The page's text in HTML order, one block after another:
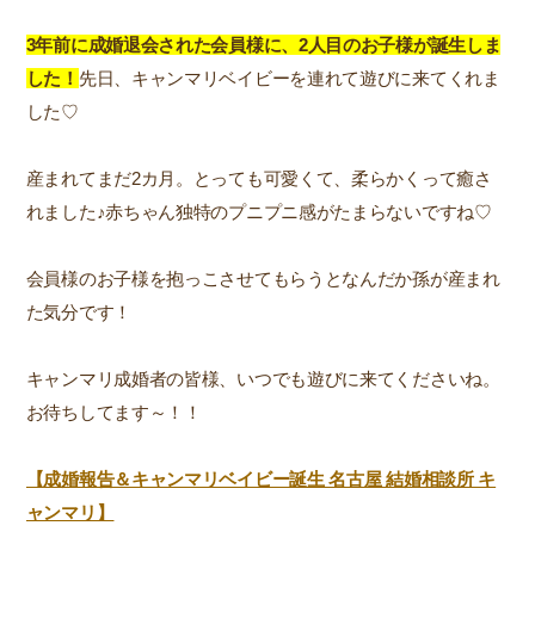
3年前に成婚退会された会員様に、2人目のお子様が誕生しま
した！ 先日、キャンマリベイビーを連れて遊びに来てくれま
した♡
産まれてまだ2カ月。とっても可愛くて、柔らかくって癒さ
れました♪赤ちゃん独特のプニプニ感がたまらないですね♡
会員様のお子様を抱っこさせてもらうとなんだか孫が産まれ
た気分です！
キャンマリ成婚者の皆様、いつでも遊びに来てくださいね。
お待ちしてます～！！
【成婚報告＆キャンマリベイビー誕生 名古屋 結婚相談所 キ
ャンマリ】